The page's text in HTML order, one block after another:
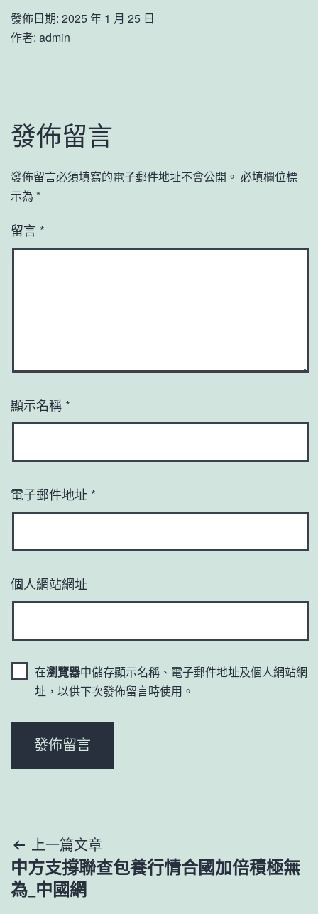
發佈日期: 2025 年 1 月 25 日
作者: admin
發佈留言
發佈留言必須填寫的電子郵件地址不會公開。 必填欄位標
示為 *
留言 *
顯示名稱 *
電子郵件地址 *
個人網站網址
在瀏覽器中儲存顯示名稱、電子郵件地址及個人網站網
址，以供下次發佈留言時使用。
文
章
上一篇文章
中方支撐聯查包養行情合國加倍積極無
為_中國網